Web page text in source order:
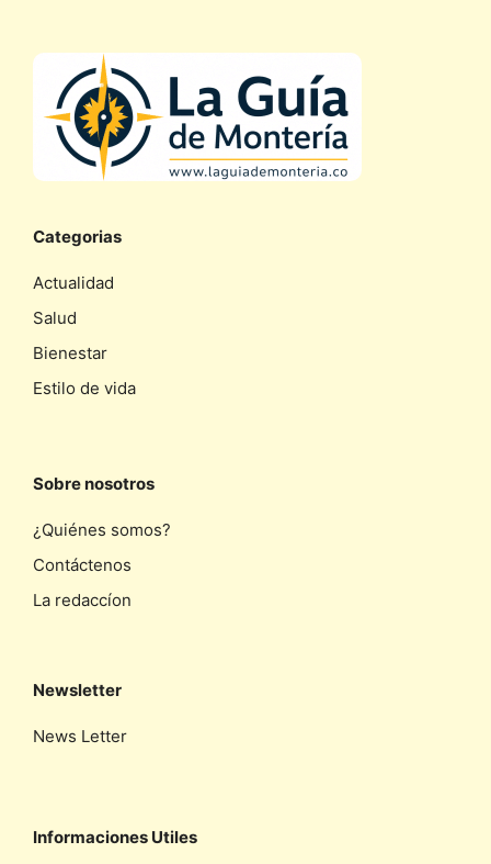
Categorias
Actualidad
Salud
Bienestar
Estilo de vida
Sobre nosotros
¿Quiénes somos?
Contáctenos
La redaccíon
Newsletter
News Letter
Informaciones Utiles